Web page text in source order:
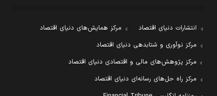
انتشارات دنیای اقتصاد
مرکز همایش‌های دنیای اقتصاد
مرکز نوآوری و شتابدهی دنیای اقتصاد
مرکز پژوهش‌های مالی و اقتصادی دنیای اقتصاد
مرکز راه حل‌های رسانه‌ای دنیای اقتصاد